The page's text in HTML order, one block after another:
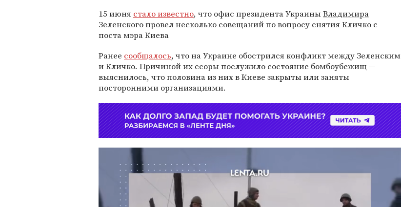
15 июня стало известно, что офис президента УкраиныВладимира
Зеленскогопровел несколько совещаний по вопросу снятия Кличко с
поста мэра Киева
Ранее сообщалось, что на Украине обострился конфликт между Зеленским
и Кличко. Причиной их ссоры послужило состояние бомбоубежищ —
выяснилось, что половина из них в Киеве закрыты или заняты
посторонними организациями.